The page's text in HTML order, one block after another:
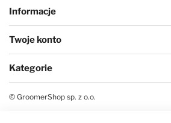
Informacje
Twoje konto
Kategorie
© GroomerShop sp. z o.o.